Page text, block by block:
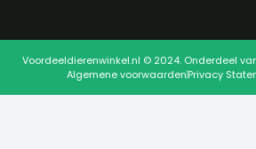
Voordeeldierenwinkel.nl © 2024. Onderdeel
Algemene voorwaardenPrivacy